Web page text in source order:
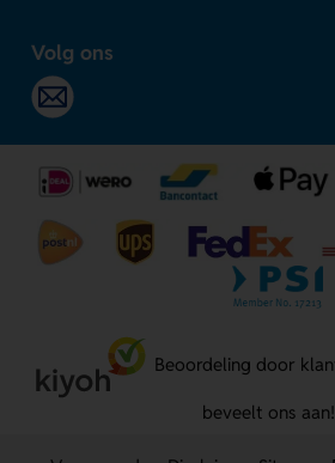
Volg ons
Beoordeling door
beveelt ons aan!